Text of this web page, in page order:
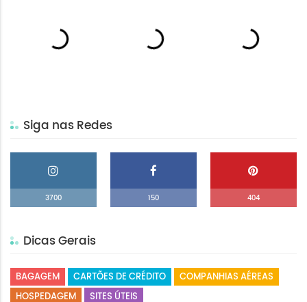
Siga nas Redes
3700 150 404
Dicas Gerais
BAGAGEM CARTÕES DE CRÉDITO COMPANHIAS AÉREAS
HOSPEDAGEM SITES ÚTEIS